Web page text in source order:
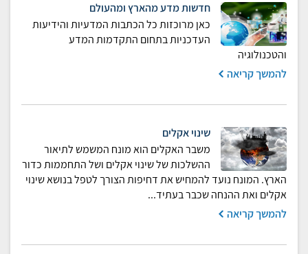
חדשות מדע מהארץ ומהעולם
כאן מרוכזות כל הכתבות המדעיות והידיעות
העדכניות בתחום התקדמות המדע
והטכנולוגיה
להמשך קריאה
שינוי אקלים
משבר האקלים הוא מונח המשמש לתיאור
ההשלכות של שינוי אקלים ושל התחממות כדור
הארץ. המונח נועד להמחיש את דחיפות הצורך לטפל בנושא שינוי
אקלים ואת ההנחה שכבר בעתיד...
להמשך קריאה